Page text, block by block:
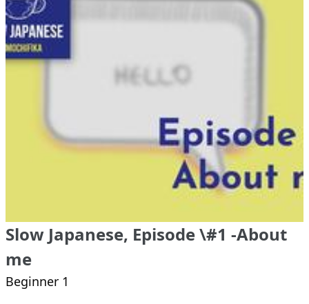
Slow Japanese, Episode \#1 -About
me
Beginner 1